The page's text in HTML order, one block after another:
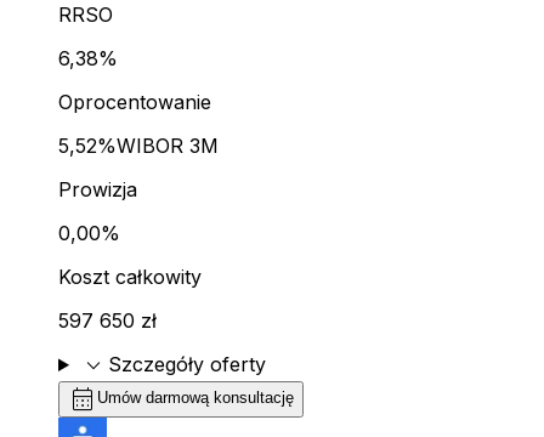
RRSO
6,38%
Oprocentowanie
5,52%WIBOR 3M
Prowizja
0,00%
Koszt całkowity
597 650 zł
expand_more Szczegóły oferty
calendar_month Umów darmową konsultację